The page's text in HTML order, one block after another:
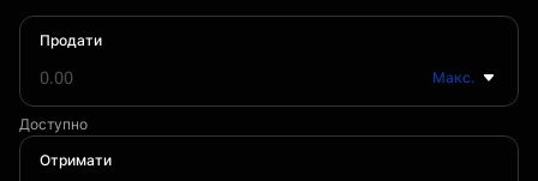
Отримати
Продати
Макс.
Доступно